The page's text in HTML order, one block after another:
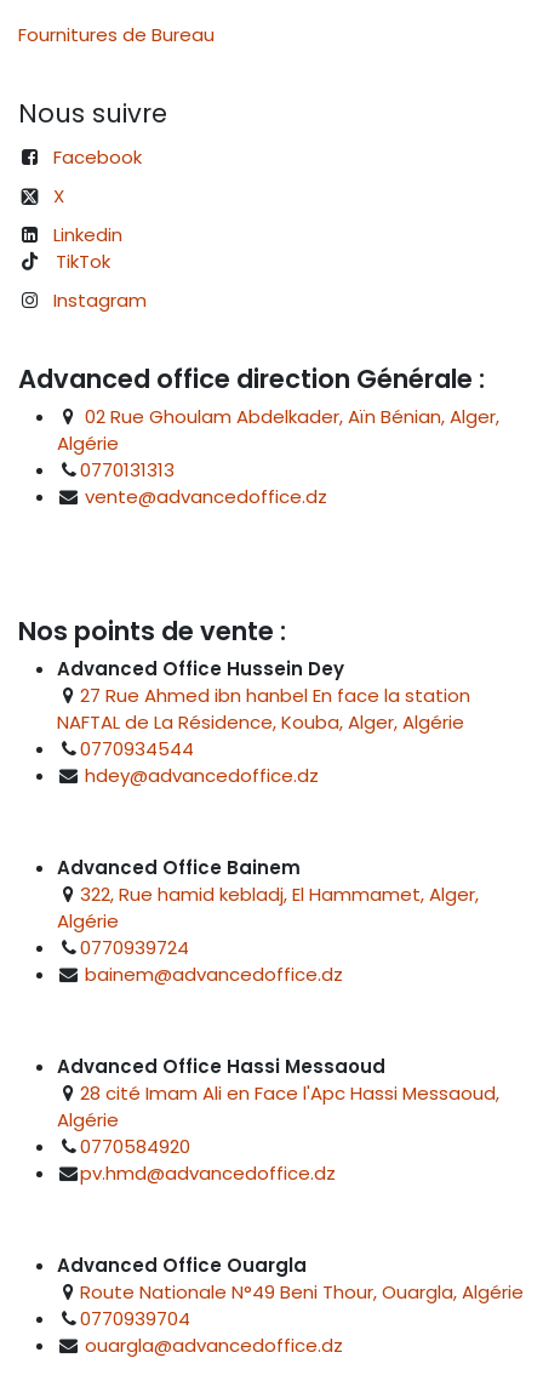
Fournitures de Bureau
Nous suivre
Facebook
X
Linkedin
TikTok
Instagram
Advanced office direction Générale :
02 Rue Ghoulam Abdelkader, Aïn Bénian, Alger,
Algérie
0770131313
vente@advancedoffice.dz
Nos points de vente :
Advanced Office Hussein Dey
27 Rue Ahmed ibn hanbel En face la station
NAFTAL de La Résidence, Kouba, Alger, Algérie
0770934544
hdey@advancedoffice.dz
Advanced Office Bainem
322, Rue hamid kebladj, El Hammamet, Alger,
Algérie
0770939724
bainem@advancedoffice.dz
Advanced Office Hassi Messaoud
28 cité Imam Ali en Face l'Apc Hassi Messaoud,
Algérie
0770584920
pv.hmd@advancedoffice.dz
Advanced Office Ouargla
Route Nationale N°49 Beni Thour, Ouargla, Algérie
0770939704
ouargla@advancedoffice.dz